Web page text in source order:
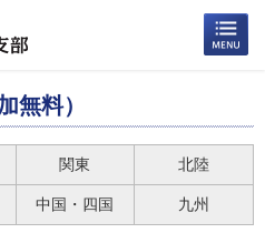
無料）
関東 北陸
中国・四国 九州